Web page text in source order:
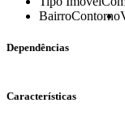
BairroContorno
Dependências
Características